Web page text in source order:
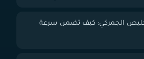
الجمركي: كيف تضمن سرعة